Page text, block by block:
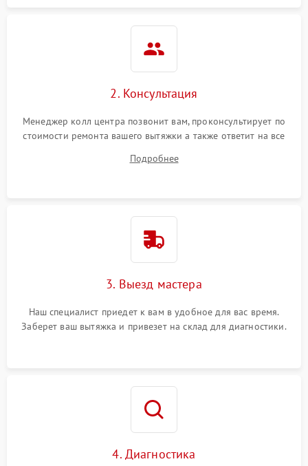
2. Консультация
Менеджер колл центра позвонит вам, проконсультирует по
стоимости ремонта вашего вытяжки а также ответит на все
Подробнее
3. Выезд мастера
Наш специалист приедет к вам в удобное для вас время.
Заберет ваш вытяжка и привезет на склад для диагностики.
4. Диагностика